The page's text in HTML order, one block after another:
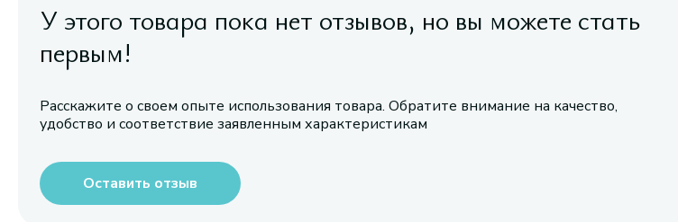
У этого товара пока нет отзывов, но вы можете стать
первым!
Расскажите о своем опыте использования товара. Обратите внимание на качество,
удобство и соответствие заявленным характеристикам
Оставить отзыв